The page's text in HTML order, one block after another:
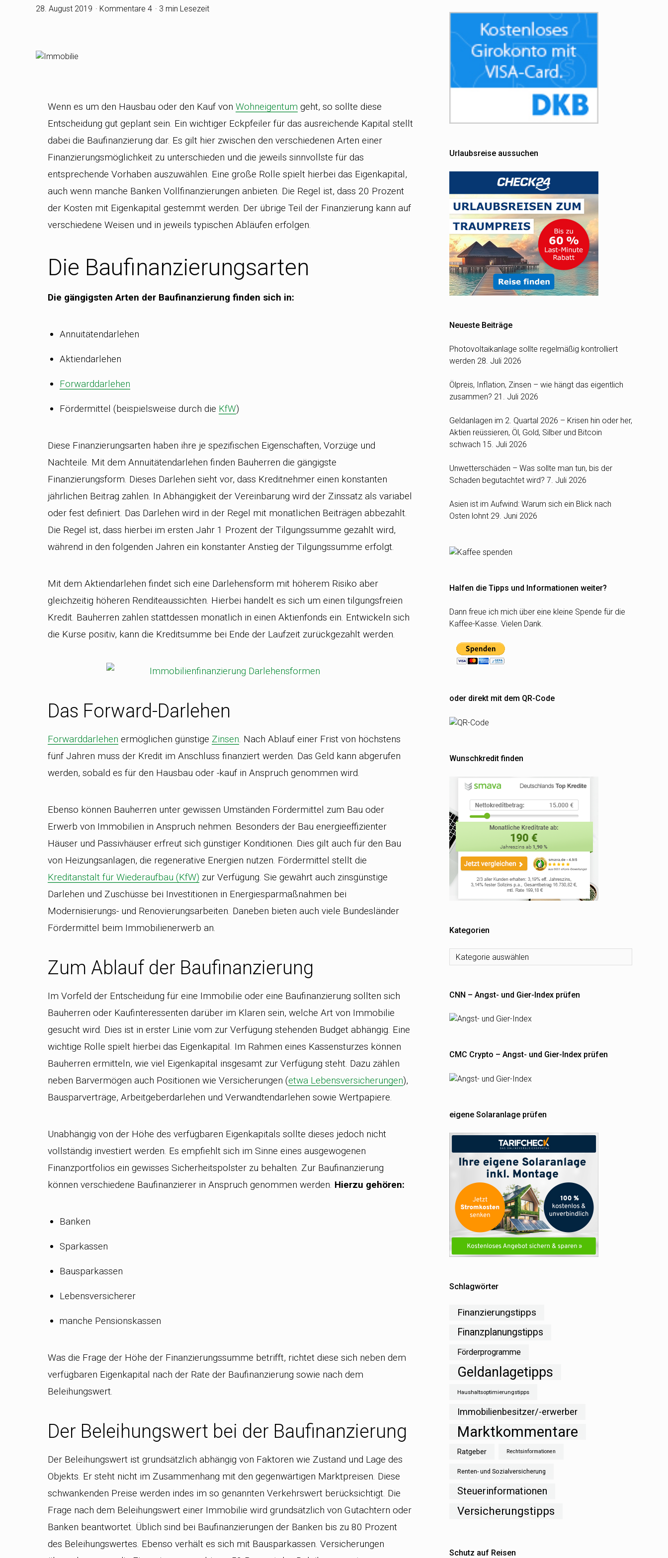
28. August 2019 Kommentare 4 3 min Lesezeit
Wenn es um den Hausbau oder den Kauf von Wohneigentum geht, so sollte diese
Entscheidung gut geplant sein. Ein wichtiger Eckpfeiler für das ausreichende Kapital stellt
dabei die Baufinanzierung dar. Es gilt hier zwischen den verschiedenen Arten einer
Finanzierungsmöglichkeit zu unterschieden und die jeweils sinnvollste für das
entsprechende Vorhaben auszuwählen. Eine große Rolle spielt hierbei das Eigenkapital,
auch wenn manche Banken Vollfinanzierungen anbieten. Die Regel ist, dass 20 Prozent
der Kosten mit Eigenkapital gestemmt werden. Der übrige Teil der Finanzierung kann auf
verschiedene Weisen und in jeweils typischen Abläufen erfolgen.
Die Baufinanzierungsarten
Die gängigsten Arten der Baufinanzierung finden sich in:
Annuitätendarlehen
Aktiendarlehen
Forwarddarlehen
Fördermittel (beispielsweise durch die KfW)
Diese Finanzierungsarten haben ihre je spezifischen Eigenschaften, Vorzüge und
Nachteile. Mit dem Annuitätendarlehen finden Bauherren die gängigste
Finanzierungsform. Dieses Darlehen sieht vor, dass Kreditnehmer einen konstanten
jährlichen Beitrag zahlen. In Abhängigkeit der Vereinbarung wird der Zinssatz als variabel
oder fest definiert. Das Darlehen wird in der Regel mit monatlichen Beiträgen abbezahlt.
Die Regel ist, dass hierbei im ersten Jahr 1 Prozent der Tilgungssumme gezahlt wird,
während in den folgenden Jahren ein konstanter Anstieg der Tilgungssumme erfolgt.
Mit dem Aktiendarlehen findet sich eine Darlehensform mit höherem Risiko aber
gleichzeitig höheren Renditeaussichten. Hierbei handelt es sich um einen tilgungsfreien
Kredit. Bauherren zahlen stattdessen monatlich in einen Aktienfonds ein. Entwickeln sich
die Kurse positiv, kann die Kreditsumme bei Ende der Laufzeit zurückgezahlt werden.
Das Forward-Darlehen
Forwarddarlehen ermöglichen günstige Zinsen. Nach Ablauf einer Frist von höchstens
fünf Jahren muss der Kredit im Anschluss finanziert werden. Das Geld kann abgerufen
werden, sobald es für den Hausbau oder -kauf in Anspruch genommen wird.
Ebenso können Bauherren unter gewissen Umständen Fördermittel zum Bau oder
Erwerb von Immobilien in Anspruch nehmen. Besonders der Bau energieeffizienter
Häuser und Passivhäuser erfreut sich günstiger Konditionen. Dies gilt auch für den Bau
von Heizungsanlagen, die regenerative Energien nutzen. Fördermittel stellt die
Kreditanstalt für Wiederaufbau (KfW) zur Verfügung. Sie gewährt auch zinsgünstige
Darlehen und Zuschüsse bei Investitionen in Energiesparmaßnahmen bei
Modernisierungs- und Renovierungsarbeiten. Daneben bieten auch viele Bundesländer
Fördermittel beim Immobilienerwerb an.
Zum Ablauf der Baufinanzierung
Im Vorfeld der Entscheidung für eine Immobilie oder eine Baufinanzierung sollten sich
Bauherren oder Kaufinteressenten darüber im Klaren sein, welche Art von Immobilie
gesucht wird. Dies ist in erster Linie vom zur Verfügung stehenden Budget abhängig. Eine
wichtige Rolle spielt hierbei das Eigenkapital. Im Rahmen eines Kassensturzes können
Bauherren ermitteln, wie viel Eigenkapital insgesamt zur Verfügung steht. Dazu zählen
neben Barvermögen auch Positionen wie Versicherungen (etwa Lebensversicherungen),
Bausparverträge, Arbeitgeberdarlehen und Verwandtendarlehen sowie Wertpapiere.
Unabhängig von der Höhe des verfügbaren Eigenkapitals sollte dieses jedoch nicht
vollständig investiert werden. Es empfiehlt sich im Sinne eines ausgewogenen
Finanzportfolios ein gewisses Sicherheitspolster zu behalten. Zur Baufinanzierung
können verschiedene Baufinanzierer in Anspruch genommen werden. Hierzu gehören:
Banken
Sparkassen
Bausparkassen
Lebensversicherer
manche Pensionskassen
Was die Frage der Höhe der Finanzierungssumme betrifft, richtet diese sich neben dem
verfügbaren Eigenkapital nach der Rate der Baufinanzierung sowie nach dem
Beleihungswert.
Der Beleihungswert bei der Baufinanzierung
Der Beleihungswert ist grundsätzlich abhängig von Faktoren wie Zustand und Lage des
Objekts. Er steht nicht im Zusammenhang mit den gegenwärtigen Marktpreisen. Diese
schwankenden Preise werden indes im so genannten Verkehrswert berücksichtigt. Die
Frage nach dem Beleihungswert einer Immobilie wird grundsätzlich von Gutachtern oder
Banken beantwortet. Üblich sind bei Baufinanzierungen der Banken bis zu 80 Prozent
des Beleihungswertes. Ebenso verhält es sich mit Bausparkassen. Versicherungen
Urlaubsreise aussuchen
Neueste Beiträge
Photovoltaikanlage sollte regelmäßig kontrolliert
werden 28. Juli 2026
Ölpreis, Inflation, Zinsen – wie hängt das eigentlich
zusammen? 21. Juli 2026
Geldanlagen im 2. Quartal 2026 – Krisen hin oder her,
Aktien reüssieren, Öl, Gold, Silber und Bitcoin
schwach 15. Juli 2026
Unwetterschäden – Was sollte man tun, bis der
Schaden begutachtet wird? 7. Juli 2026
Asien ist im Aufwind: Warum sich ein Blick nach
Osten lohnt 29. Juni 2026
Halfen die Tipps und Informationen weiter?
Dann freue ich mich über eine kleine Spende für die
Kaffee-Kasse. Vielen Dank.
oder direkt mit dem QR-Code
Wunschkredit finden
Kategorien
Kategorien
CNN – Angst- und Gier-Index prüfen
CMC Crypto – Angst- und Gier-Index prüfen
eigene Solaranlage prüfen
Schlagwörter
Finanzierungstipps
Finanzplanungstipps
Förderprogramme
Geldanlagetipps
Haushaltsoptimierungstipps
Immobilienbesitzer/-erwerber
Marktkommentare
Ratgeber Rechtsinformationen
Renten- und Sozialversicherung
Steuerinformationen
Versicherungstipps
Schutz auf Reisen